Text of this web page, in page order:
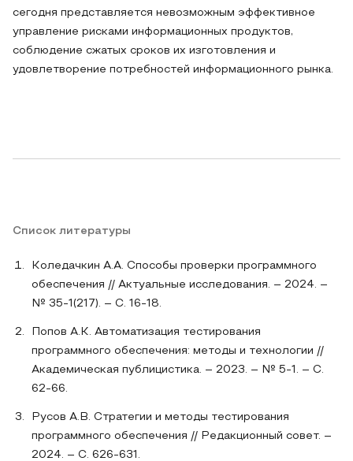
сегодня представляется невозможным эффективное
управление рисками информационных продуктов,
соблюдение сжатых сроков их изготовления и
удовлетворение потребностей информационного рынка.
Список литературы
Коледачкин А.А. Способы проверки программного
обеспечения // Актуальные исследования. – 2024. –
№ 35-1(217). – С. 16-18.
Попов А.К. Автоматизация тестирования
программного обеспечения: методы и технологии //
Академическая публицистика. – 2023. – № 5-1. – С.
62-66.
Русов А.В. Стратегии и методы тестирования
программного обеспечения // Редакционный совет. –
2024. – С. 626-631.